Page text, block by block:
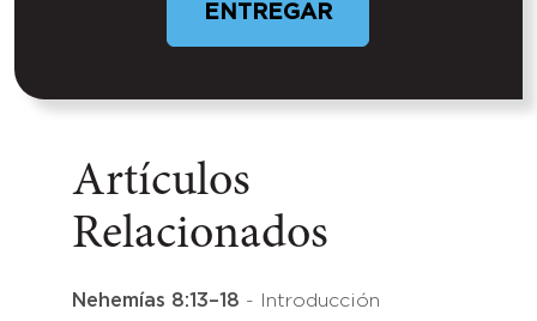
Artículos
Relacionados
Nehemías 8:13–18 - Introducción